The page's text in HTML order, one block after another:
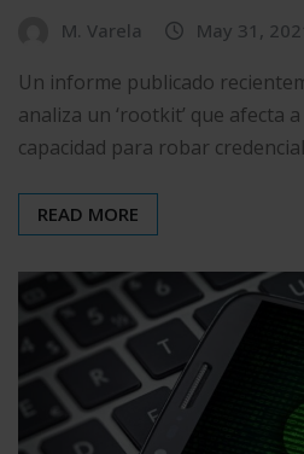
M. Varela May 31,
Un informe publicado
analiza un ‘rootkit’ que afecta
capacidad para robar
READ MORE